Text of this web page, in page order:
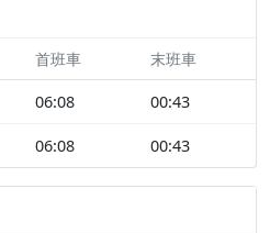
首班車 末班車
06:08 00:43
06:08 00:43